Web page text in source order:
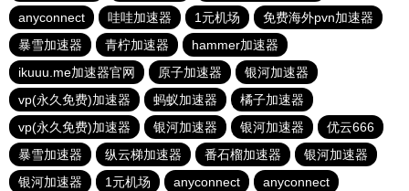
anyconnect
哇哇加速器 1元机场
免费海外pvn加速器
暴雪加速器
青柠加速器
hammer加速器
ikuuu.me加速器官网
原子加速器
银河加速器
vp(永久免费)加速器
蚂蚁加速器
橘子加速器
vp(永久免费)加速器
银河加速器 银河加速器
优云666
暴雪加速器
纵云梯加速器 番石榴加速器
银河加速器
银河加速器
1元机场 anyconnect anyconnect